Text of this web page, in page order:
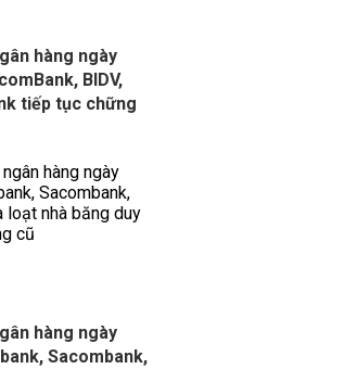
hàng ngày
BIDV,
tiếp tục chững
hàng ngày
Sacombank,